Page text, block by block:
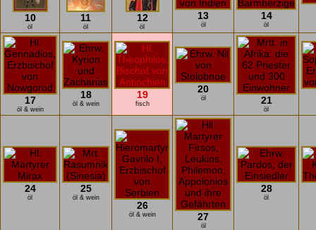
10
öl
11
öl
12
öl
13
öl
14
öl
17
öl & wein
18
öl & wein
19
fisch
20
öl 21
öl
24
öl
25
öl & wein
26
öl & wein 27
öl
28
öl